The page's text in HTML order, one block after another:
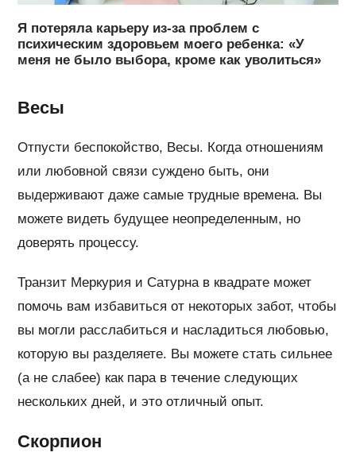
Я потеряла карьеру из-за проблем с
психическим здоровьем моего ребенка: «У
меня не было выбора, кроме как уволиться»
Весы
Отпусти беспокойство, Весы. Когда отношениям
или любовной связи суждено быть, они
выдерживают даже самые трудные времена. Вы
можете видеть будущее неопределенным, но
доверять процессу.
Транзит Меркурия и Сатурна в квадрате может
помочь вам избавиться от некоторых забот, чтобы
вы могли расслабиться и насладиться любовью,
которую вы разделяете. Вы можете стать сильнее
(а не слабее) как пара в течение следующих
нескольких дней, и это отличный опыт.
Скорпион